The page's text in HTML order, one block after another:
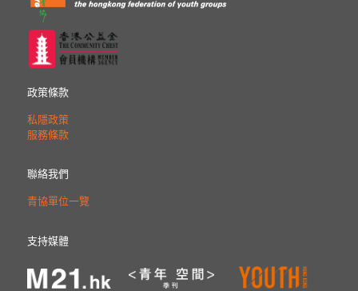
政策條款
私隱政策
服務條款
聯絡我們
青協單位一覽
支持媒體